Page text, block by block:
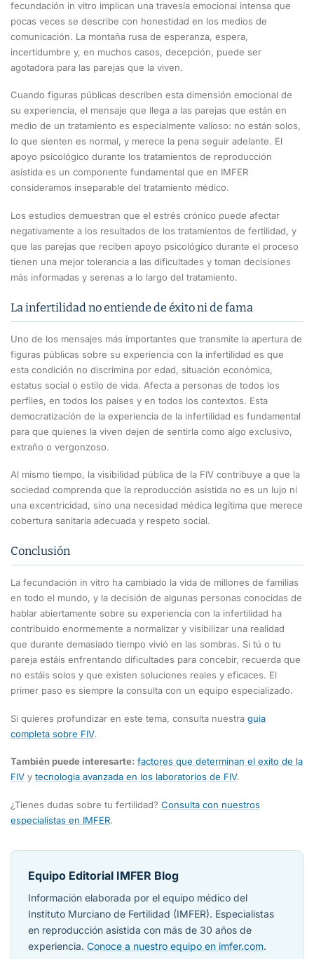
fecundación in vitro implican una travesía emocional intensa que
pocas veces se describe con honestidad en los medios de
comunicación. La montaña rusa de esperanza, espera,
incertidumbre y, en muchos casos, decepción, puede ser
agotadora para las parejas que la viven.
Cuando figuras públicas describen esta dimensión emocional de
su experiencia, el mensaje que llega a las parejas que están en
medio de un tratamiento es especialmente valioso: no están solos,
lo que sienten es normal, y merece la pena seguir adelante. El
apoyo psicológico durante los tratamientos de reproducción
asistida es un componente fundamental que en IMFER
consideramos inseparable del tratamiento médico.
Los estudios demuestran que el estrés crónico puede afectar
negativamente a los resultados de los tratamientos de fertilidad, y
que las parejas que reciben apoyo psicológico durante el proceso
tienen una mejor tolerancia a las dificultades y toman decisiones
más informadas y serenas a lo largo del tratamiento.
La infertilidad no entiende de éxito ni de fama
Uno de los mensajes más importantes que transmite la apertura de
figuras públicas sobre su experiencia con la infertilidad es que
esta condición no discrimina por edad, situación económica,
estatus social o estilo de vida. Afecta a personas de todos los
perfiles, en todos los países y en todos los contextos. Esta
democratización de la experiencia de la infertilidad es fundamental
para que quienes la viven dejen de sentirla como algo exclusivo,
extraño o vergonzoso.
Al mismo tiempo, la visibilidad pública de la FIV contribuye a que la
sociedad comprenda que la reproducción asistida no es un lujo ni
una excentricidad, sino una necesidad médica legítima que merece
cobertura sanitaria adecuada y respeto social.
Conclusión
La fecundación in vitro ha cambiado la vida de millones de familias
en todo el mundo, y la decisión de algunas personas conocidas de
hablar abiertamente sobre su experiencia con la infertilidad ha
contribuido enormemente a normalizar y visibilizar una realidad
que durante demasiado tiempo vivió en las sombras. Si tú o tu
pareja estáis enfrentando dificultades para concebir, recuerda que
no estáis solos y que existen soluciones reales y eficaces. El
primer paso es siempre la consulta con un equipo especializado.
Si quieres profundizar en este tema, consulta nuestra guia
completa sobre FIV.
También puede interesarte: factores que determinan el exito de la
FIV y tecnologia avanzada en los laboratorios de FIV.
¿Tienes dudas sobre tu fertilidad? Consulta con nuestros
especialistas en IMFER.
Equipo Editorial IMFER Blog
Información elaborada por el equipo médico del
Instituto Murciano de Fertilidad (IMFER). Especialistas
en reproducción asistida con más de 30 años de
experiencia. Conoce a nuestro equipo en imfer.com.